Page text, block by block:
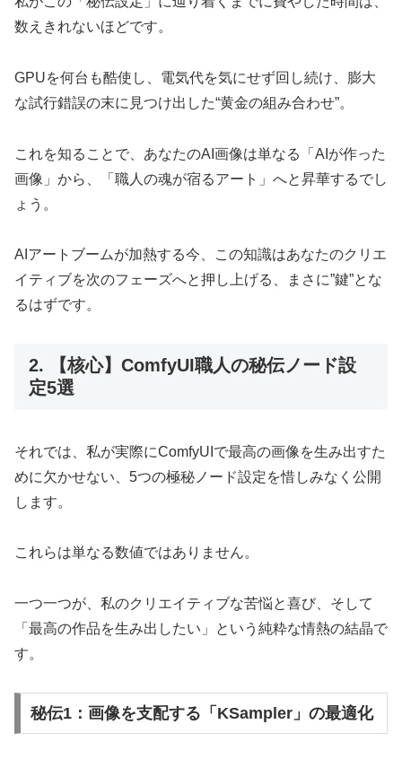
数えきれないほどです。
GPUを何台も酷使し、電気代を気にせず回し続け、膨大
な試行錯誤の末に見つけ出した“黄金の組み合わせ”。
これを知ることで、あなたのAI画像は単なる「AIが作った
画像」から、「職人の魂が宿るアート」へと昇華するでし
ょう。
AIアートブームが加熱する今、この知識はあなたのクリエ
イティブを次のフェーズへと押し上げる、まさに”鍵”とな
るはずです。
2. 【核心】ComfyUI職人の秘伝ノード設
定5選
それでは、私が実際にComfyUIで最高の画像を生み出すた
めに欠かせない、5つの極秘ノード設定を惜しみなく公開
します。
これらは単なる数値ではありません。
一つ一つが、私のクリエイティブな苦悩と喜び、そして
「最高の作品を生み出したい」という純粋な情熱の結晶で
す。
秘伝1：画像を支配する「KSampler」の最適化